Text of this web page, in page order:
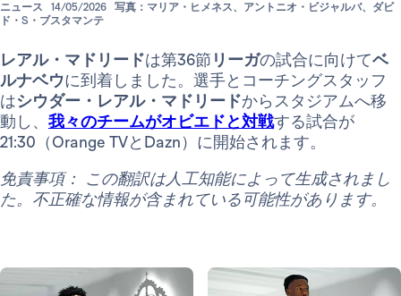
ニュース 14/05/2026
写真：マリア・ヒメネス、アントニオ・ビジャルバ、ダビ
ド・S・ブスタマンテ
レアル・マドリードは第36節 リーガの試合に向けてベ
ルナベウに到着しました。選手とコーチングスタッフ
はシウダー・レアル・マドリードからスタジアムへ移
動し、 我々のチームがオビエドと対戦する試合が
21:30（Orange TVとDazn）に開始されます。
免責事項： この翻訳は人工知能によって生成されまし
た。不正確な情報が含まれている可能性があります。